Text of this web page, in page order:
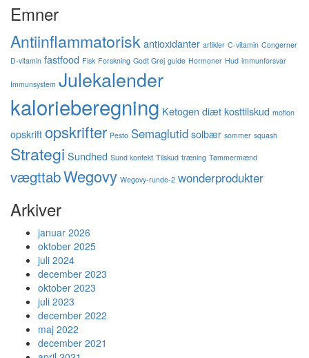
Emner
Antiinflammatoriskantioxidanter artikler C-vitamin Congerner
D-vitamin fastfood Fisk Forskning Godt Grej guide Hormoner Hud immunforsvar
Immunsystem Julekalender
kalorieberegning Ketogen diætkosttilskud motion
opskriftopskrifter Pesto Semaglutidsolbær sommer squash
Strategi Sundhed Sund konfekt Tilskud træning Tømmermænd
vægttabWegovy Wegovy-runde-2 wonderprodukter
Arkiver
januar 2026
oktober 2025
juli 2024
december 2023
oktober 2023
juli 2023
december 2022
maj 2022
december 2021